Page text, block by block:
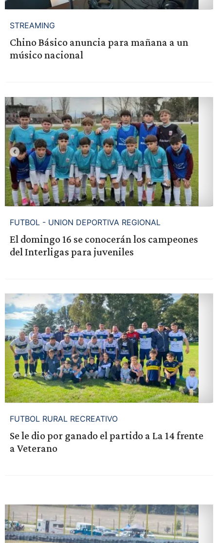
STREAMING
Chino Básico anuncia para mañana a un
músico nacional
FUTBOL - UNION DEPORTIVA REGIONAL
El domingo 16 se conocerán los campeones
del Interligas para juveniles
FUTBOL RURAL RECREATIVO
Se le dio por ganado el partido a La 14 frente
a Veterano